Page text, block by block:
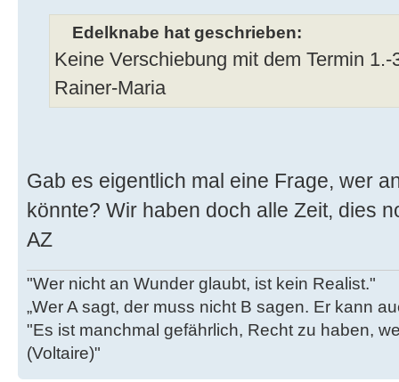
Edelknabe hat geschrieben:
Keine Verschiebung mit dem Termin
Rainer-Maria
Gab es eigentlich mal eine Frage, wer
könnte? Wir haben doch alle Zeit, dies
AZ
"Wer nicht an Wunder glaubt, ist kein Realist."
„Wer A sagt, der muss nicht B sagen. Er kann
"Es ist manchmal gefährlich, Recht zu haben,
(Voltaire)"